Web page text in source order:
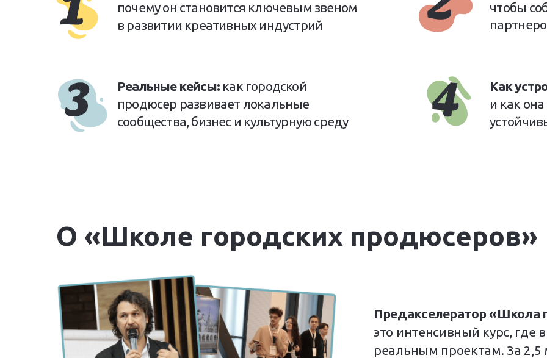
почему он становится ключевым звеном
в развитии креативных индустрий
чтобы
Реальные кейсы: как городской
продюсер развивает локальные
сообщества, бизнес и культурную среду
Как
и как
Предакселератор «Школа
это интенсивный курс, где
реальным проектам. За 2,5
О «Школе городских продюсеров»